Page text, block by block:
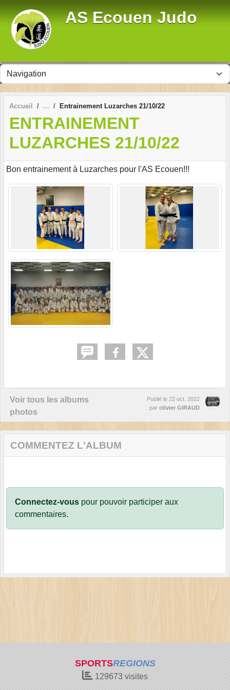
AS Ecouen Judo
Accueil Entrainement Luzarches 21/10/22
ENTRAINEMENT
LUZARCHES 21/10/22
Bon entrainement à Luzarches pour l'AS Ecouen!!!
Voir tous les albums
photos
Publié le 22 oct. 2022
par olivier GIRAUD
COMMENTEZ L'ALBUM
Connectez-vous pour pouvoir participer aux
commentaires.
SPORTSREGIONS
129673 visites